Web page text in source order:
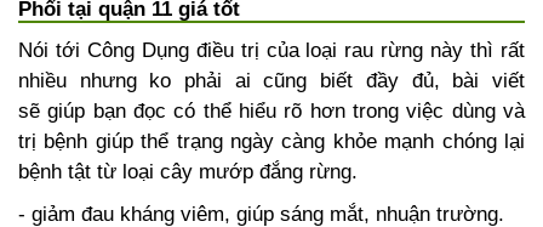
Phối tại quận 11 giá tốt
Nói tới Công Dụng điều trị của loại rau rừng này thì rất
nhiều nhưng ko phải ai cũng biết đầy đủ, bài viết
sẽ giúp bạn đọc có thể hiểu rõ hơn trong việc dùng và
trị bệnh giúp thể trạng ngày càng khỏe mạnh chóng lại
bệnh tật từ loại cây mướp đắng rừng.
- giảm đau kháng viêm, giúp sáng mắt, nhuận trường.